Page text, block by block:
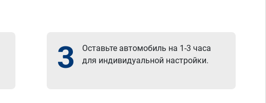
3
Оставьте автомобиль на 1-3 часа
для индивидуальной настройки.